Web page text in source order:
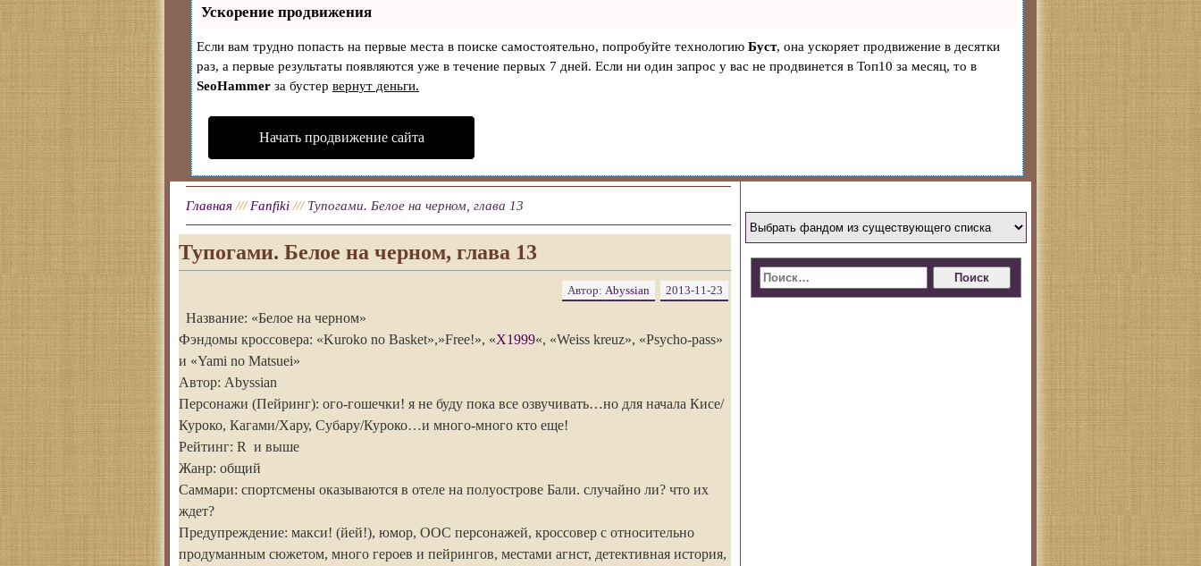
Ускорение продвижения
Если вам трудно попасть на первые места в поиске самостоятельно, попробуйте технологию Буст, она ускоряет продвижение в десятки
раз, а первые результаты появляются уже в течение первых 7 дней. Если ни один запрос у вас не продвинется в Топ10 за месяц, то в
SeoHammer за бустер вернут деньги.
Начать продвижение сайта
Главная /// Fanfiki /// Тупогами. Белое на черном, глава 13
Тупогами. Белое на черном, глава 13
2013-11-23
Автор: Abyssian
Название: «Белое на черном»
Фэндомы кроссовера: «Kuroko no Basket»,»Free!», «Х1999«, «Weiss kreuz», «Psycho-pass»
и «Yami no Matsuei»
Автор: Abyssian
Персонажи (Пейринг): ого-гошечки! я не буду пока все озвучивать…но для начала Кисе/
Куроко, Кагами/Хару, Субару/Куроко…и много-много кто еще!
Рейтинг: R и выше
Жанр: общий
Саммари: спортсмены оказываются в отеле на полуострове Бали. случайно ли? что их
ждет?
Предупреждение: макси! (йей!), юмор, ООС персонажей, кроссовер с относительно
продуманным сюжетом, много героев и пейрингов, местами агнст, детективная история,